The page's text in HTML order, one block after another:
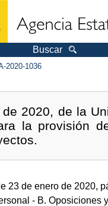
Buscar
2020-1036
2020, de la
la provisión
23 de enero de 2020,
- B. Oposiciones